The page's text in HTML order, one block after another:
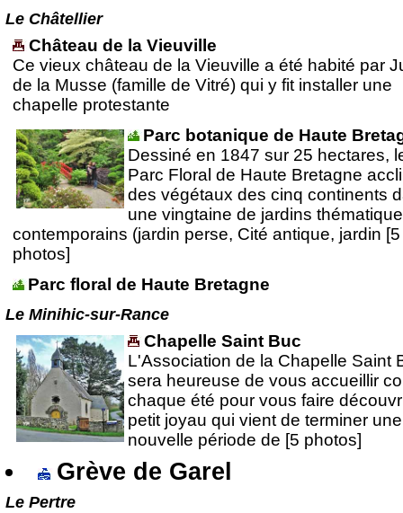
Le Châtellier
Château de la Vieuville
Ce vieux château de la Vieuville a été habité par
de la Musse (famille de Vitré) qui y fit installer une
chapelle protestante
Parc botanique de Haute
Dessiné en 1847 sur 25 hectares,
Parc Floral de Haute Bretagne
des végétaux des cinq continents
une vingtaine de jardins
contemporains (jardin perse, Cité antique, jardin [5
photos]
Parc floral de Haute Bretagne
Le Minihic-sur-Rance
Chapelle Saint Buc
L'Association de la Chapelle Saint
sera heureuse de vous accueillir
chaque été pour vous faire
petit joyau qui vient de terminer une
nouvelle période de [5 photos]
Grève de Garel
Le Pertre